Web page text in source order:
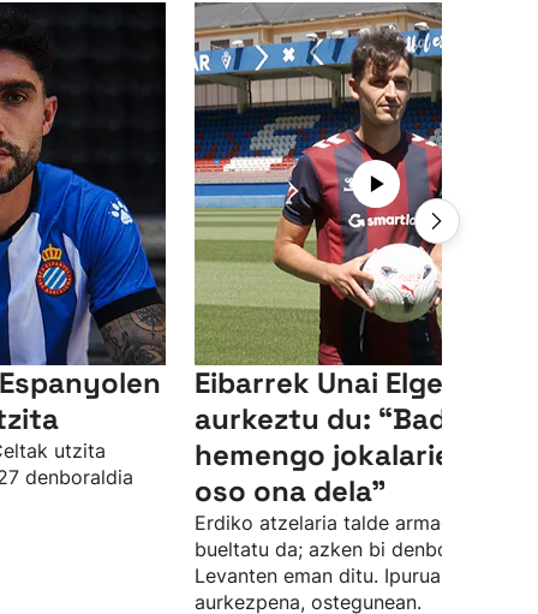
utzita
denboraldia
Eibarrek Unai Elgezabal
aurkeztu du: “Badakit
hemengo jokalarien
oso ona dela”
Erdiko atzelaria talde armaginera
bueltatu da; azken bi denboraldiak
Levanten eman ditu. Ipuruan izan da
aurkezpena, ostegunean.